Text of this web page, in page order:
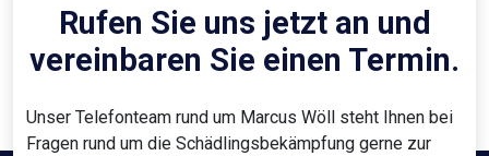
Rufen Sie uns jetzt an und
vereinbaren Sie einen Termin.
Unser Telefonteam rund um Marcus Wöll steht Ihnen bei
Fragen rund um die Schädlingsbekämpfung gerne zur